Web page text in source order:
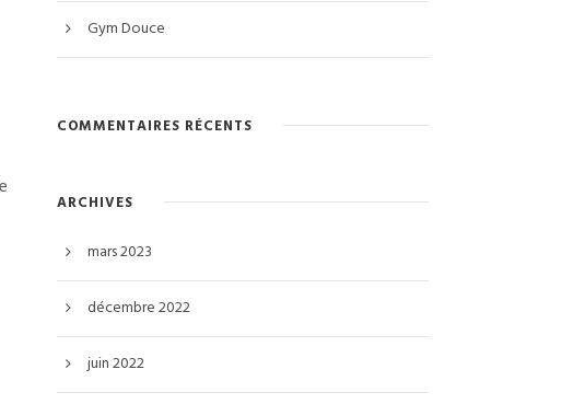
Gym Douce
COMMENTAIRES RÉCENTS
ARCHIVES
mars 2023
décembre 2022
juin 2022